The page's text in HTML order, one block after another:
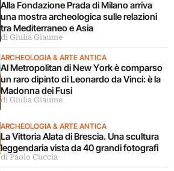
Alla Fondazione Prada di Milano arriva
una mostra archeologica sulle relazioni
tra Mediterraneo e Asia
di Giulia Giaume
ARCHEOLOGIA & ARTE ANTICA
Al Metropolitan di New York è comparso
un raro dipinto di Leonardo da Vinci: è la
Madonna dei Fusi
di Giulia Giaume
ARCHEOLOGIA & ARTE ANTICA
La Vittoria Alata di Brescia. Una scultura
leggendaria vista da 40 grandi fotografi
di Paolo Cuccia